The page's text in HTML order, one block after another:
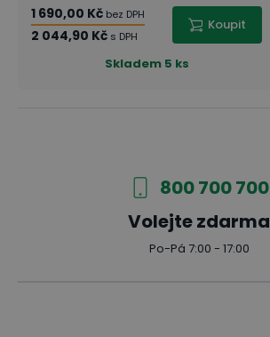
1 690,00 Kč bez DPH
2 044,90 Kč s DPH
Koupit
Skladem 5 ks
800 700 700
Volejte zdarma
Po-Pá 7:00 - 17:00